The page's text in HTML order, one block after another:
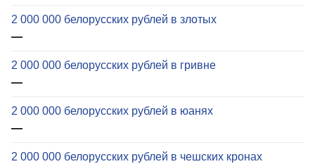
2 000 000 белорусских рублей в злотых
—
2 000 000 белорусских рублей в гривне
—
2 000 000 белорусских рублей в юанях
—
2 000 000 белорусских рублей в чешских кронах